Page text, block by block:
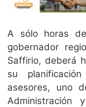
A sólo horas
gobernador
Saffirio, deberá
su
asesores, uno
Administración